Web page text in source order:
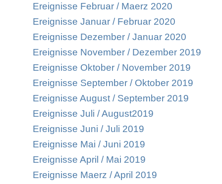
Ereignisse Februar / Maerz 2020
Ereignisse Januar / Februar 2020
Ereignisse Dezember / Januar 2020
Ereignisse November / Dezember 2019
Ereignisse Oktober / November 2019
Ereignisse September / Oktober 2019
Ereignisse August / September 2019
Ereignisse Juli / August2019
Ereignisse Juni / Juli 2019
Ereignisse Mai / Juni 2019
Ereignisse April / Mai 2019
Ereignisse Maerz / April 2019